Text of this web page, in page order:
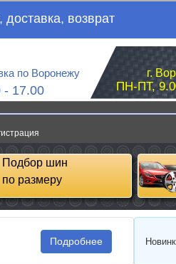
доставка, возврат
по Воронежу
- 17.00
г.
ПН-ПТ,
Подбор шин
по размеру
Подробнее